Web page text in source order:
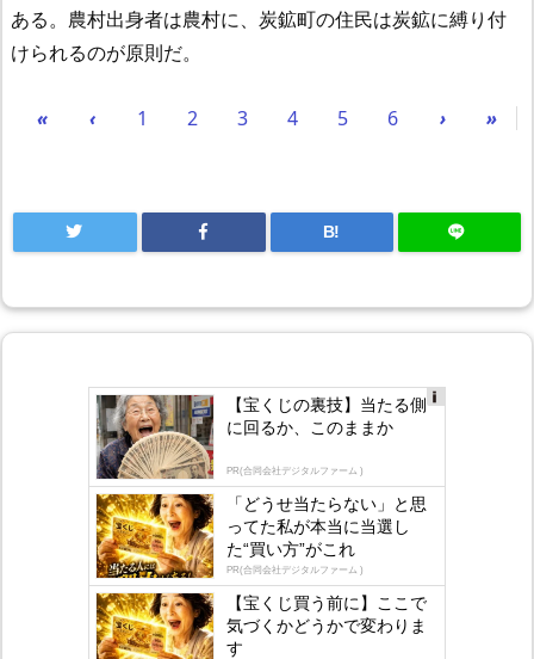
ある。 農村出身者は農村に、炭鉱町の住民は炭鉱に縛り付
けられるのが原則だ。
« ‹ 1 2 3 4 5 6 › »
B!
gly
【宝くじの裏技】当たる側
に回るか、このままか
PR(合同会社デジタルファーム )
「どうせ当たらない」と思
ってた私が本当に当選し
た“買い方”がこれ
PR(合同会社デジタルファーム )
【宝くじ買う前に】ここで
気づくかどうかで変わりま
す